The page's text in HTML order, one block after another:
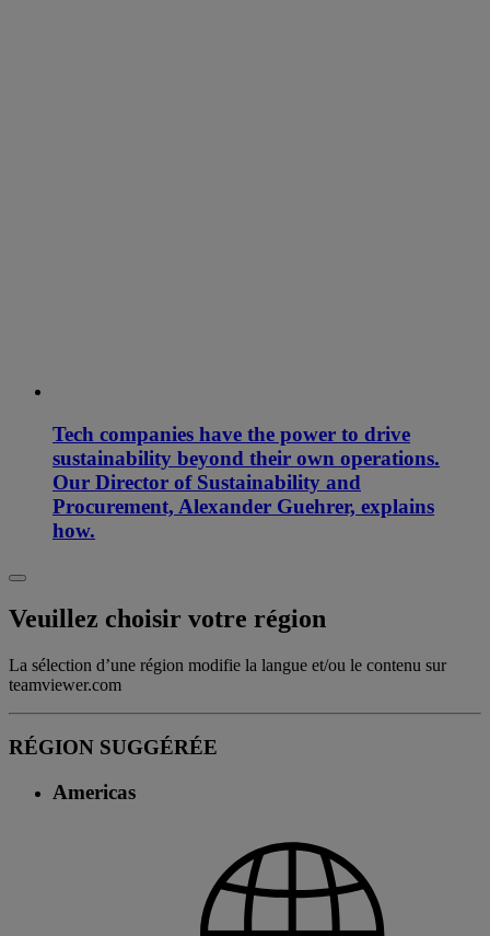
Tech companies have the power to drive
sustainability beyond their own operations.
Our Director of Sustainability and
Procurement, Alexander Guehrer, explains
how.
Veuillez choisir votre région
La sélection d’une région modifie la langue et/ou le contenu sur
teamviewer.com
RÉGION SUGGÉRÉE
Americas